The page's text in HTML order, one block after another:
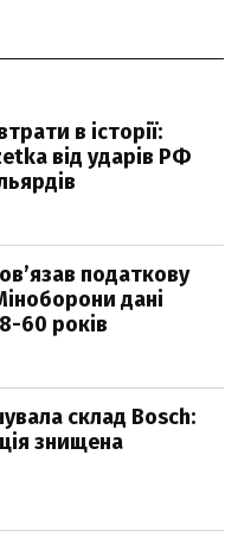
в історії:
від ударів РФ
податкову
дані
60 років
склад Bosch:
знищена